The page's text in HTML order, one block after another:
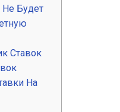
Будет
Ставок
На